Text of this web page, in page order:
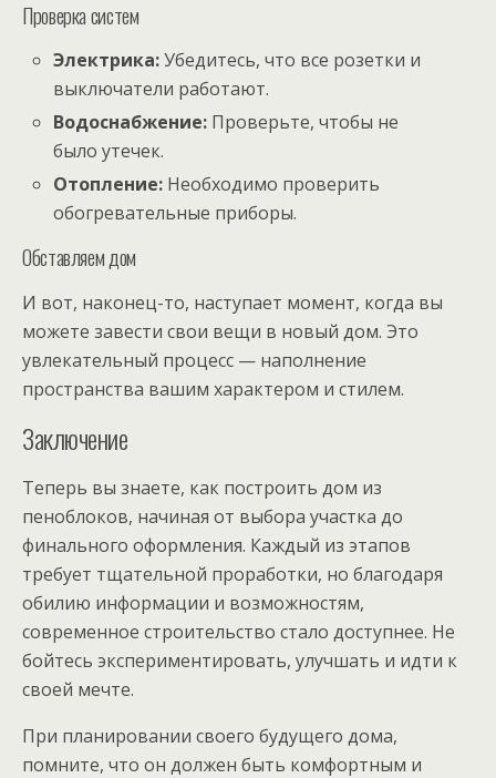
Проверка систем
Электрика:Убедитесь, что все розетки и
выключатели работают.
Водоснабжение: Проверьте, чтобы не
было утечек.
Отопление: Необходимо проверить
обогревательные приборы.
Обставляем дом
И вот, наконец-то, наступает момент, когда вы
можете завести свои вещи в новый дом. Это
увлекательный процесс — наполнение
пространства вашим характером и стилем.
Заключение
Теперь вы знаете, как построить дом из
пеноблоков, начиная от выбора участка до
финального оформления. Каждый из этапов
требует тщательной проработки, но благодаря
обилию информации и возможностям,
современное строительство стало доступнее. Не
бойтесь экспериментировать, улучшать и идти к
своей мечте.
При планировании своего будущего дома,
помните, что он должен быть комфортным и